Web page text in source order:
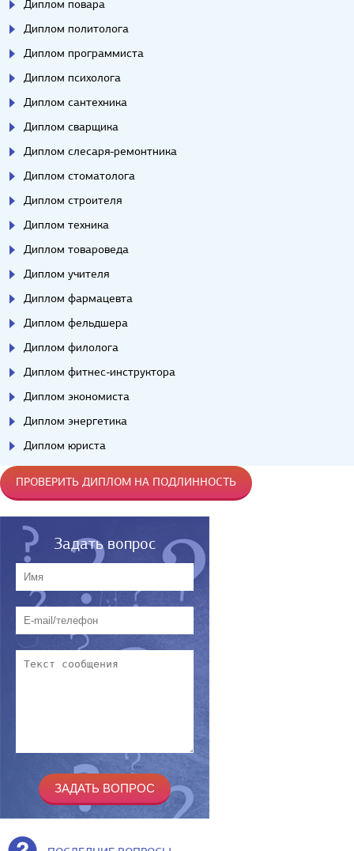
Диплом повара
Диплом политолога
Диплом программиста
Диплом психолога
Диплом сантехника
Диплом сварщика
Диплом слесаря-ремонтника
Диплом стоматолога
Диплом строителя
Диплом техника
Диплом товароведа
Диплом учителя
Диплом фармацевта
Диплом фельдшера
Диплом филолога
Диплом фитнес-инструктора
Диплом экономиста
Диплом энергетика
Диплом юриста
ПРОВЕРИТЬ ДИПЛОМ НА ПОДЛИННОСТЬ
Задать вопрос